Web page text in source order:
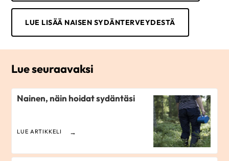
LUE LISÄÄ NAISEN SYDÄNTERVEYDESTÄ
Lue seuraavaksi
Nainen, näin hoidat sydäntäsi
LUE ARTIKKELI